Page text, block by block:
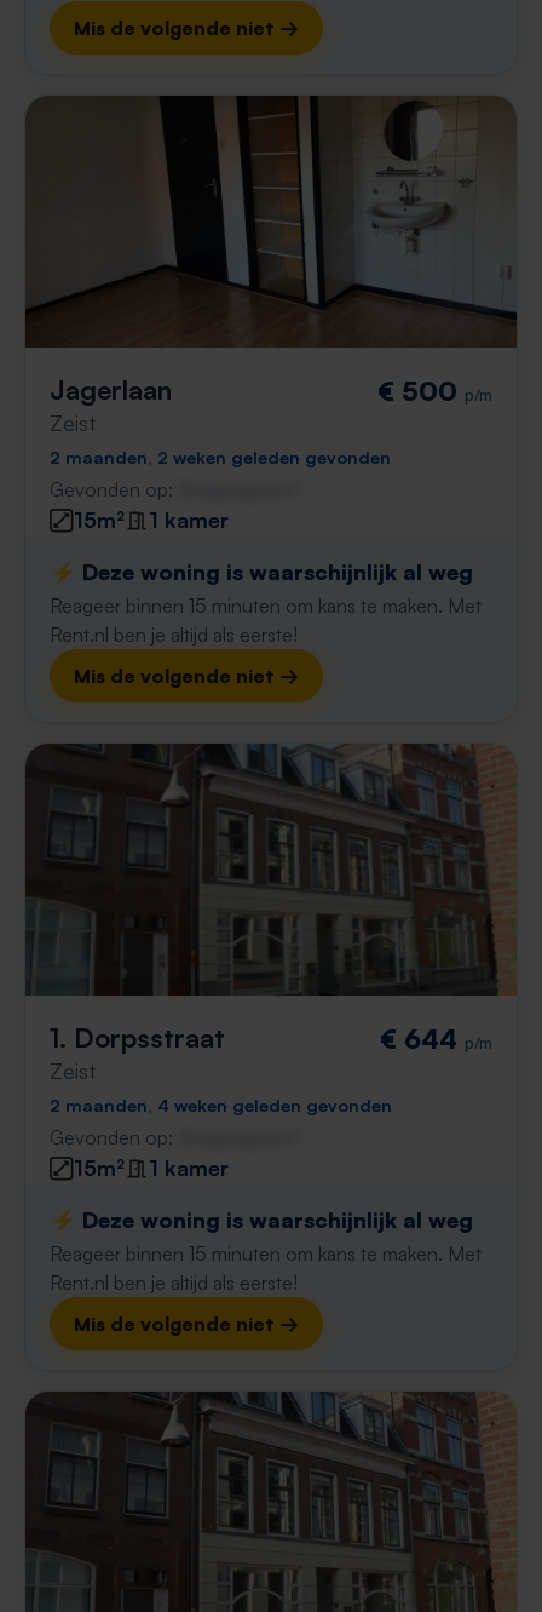
Mis de volgende niet →
Jagerlaan
Zeist
€ 500 p/m
2 maanden, 2 weken geleden gevonden
Gevonden op:
15m²
1 kamer
⚡️ Deze woning is waarschijnlijk al weg
Reageer binnen 15 minuten om kans te maken. Met
Rent.nl ben je altijd als eerste!
Mis de volgende niet →
1. Dorpsstraat
Zeist
€ 644 p/m
2 maanden, 4 weken geleden gevonden
Gevonden op:
15m²
1 kamer
⚡️ Deze woning is waarschijnlijk al weg
Reageer binnen 15 minuten om kans te maken. Met
Rent.nl ben je altijd als eerste!
Mis de volgende niet →